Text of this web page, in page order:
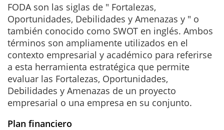
FODA son las siglas de " Fortalezas,
Oportunidades, Debilidades y Amenazas y " o
también conocido como SWOT en inglés. Ambos
términos son ampliamente utilizados en el
contexto empresarial y académico para referirse
a esta herramienta estratégica que permite
evaluar las Fortalezas, Oportunidades,
Debilidades y Amenazas de un proyecto
empresarial o una empresa en su conjunto.
Plan financiero